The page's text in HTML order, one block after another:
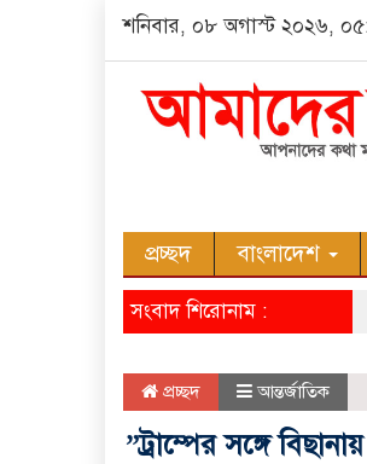
শনিবার, ০৮ অগাস্ট ২০২৬,
প্রচ্ছদ বাংলাদেশ
সংবাদ শিরোনাম :
প্রচ্ছদ আন্তর্জাতিক
”ট্রাম্পের সঙ্গে